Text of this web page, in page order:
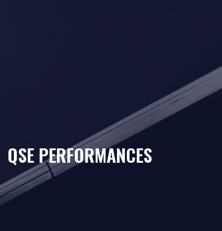
QSE PERFORMANCES